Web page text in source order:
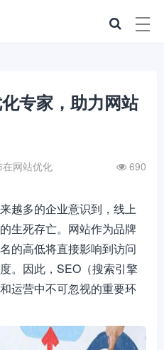
专家，助力网站
网站优化 690
越多的企业意识到，线上
生死存亡。网站作为品牌
的高低将直接影响到访问
。因此，SEO（搜索引擎
运营中不可忽视的重要环